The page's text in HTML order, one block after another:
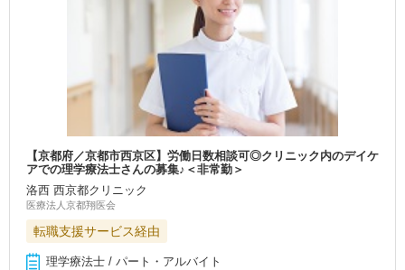
【京都府／京都市西京区】労働日数相談可◎クリニック内のデイケ
アでの理学療法士さんの募集♪＜非常勤＞
洛西 西京都クリニック
医療法人京都翔医会
転職支援サービス経由
理学療法士 / パート・アルバイト